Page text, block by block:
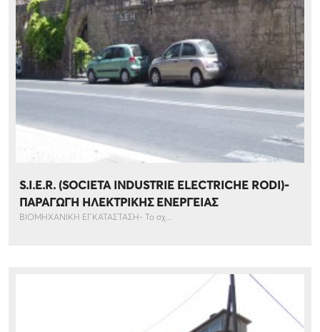
S.I.E.R. (SOCIETA INDUSTRIE ELECTRICHE RODI)-
ΠΑΡΑΓΩΓΗ ΗΛΕΚΤΡΙΚΗΣ ΕΝΕΡΓΕΙΑΣ
ΒΙΟΜΗΧΑΝΙΚΗ ΕΓΚΑΤΑΣΤΑΣΗ- Το σχ...